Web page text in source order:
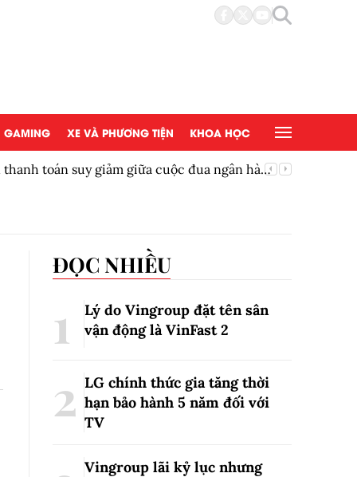
GAMING XE VÀ PHƯƠNG TIỆN KHOA HỌC
toán suy giảm giữa cuộc đua ngân hàng
ĐỌC NHIỀU
Lý do Vingroup đặt tên sân
vận động là VinFast2
LG chính thức gia tăng thời
hạn bảo hành 5 năm đối với
TV
Vingroup lãi kỷ lục nhưng